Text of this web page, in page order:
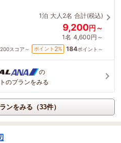
1泊 大人2名 合計(税込)
9,200円～
1名 4,600円～
スコア～ ポイント 2% 184ポイント～
の
のプランをみる
ンをみる（33件）